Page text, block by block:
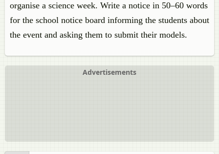
organise a science week. Write a notice in 50‒60 words
for the school notice board informing the students about
the event and asking them to submit their models.
Advertisements